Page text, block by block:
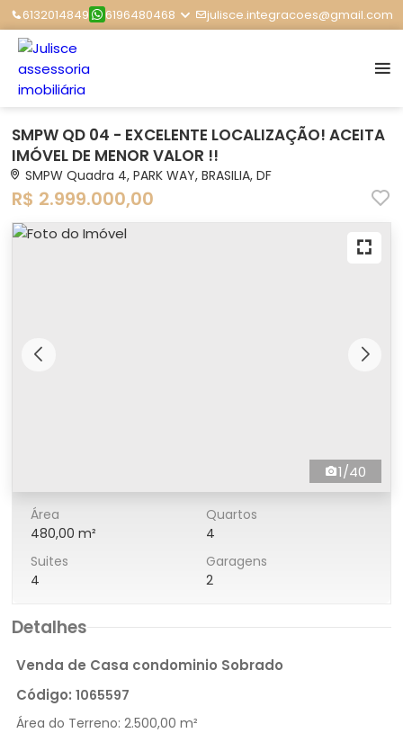
6132014849 6196480468 julisce.integracoes@gmail.com
SMPW QD 04 - EXCELENTE LOCALIZAÇÃO! ACEITA
IMÓVEL DE MENOR VALOR !!
SMPW Quadra 4, PARK WAY, BRASILIA, DF
R$ 2.999.000,00
1/40
Área
480,00 m²
Quartos
4
Suites
4
Garagens
2
Detalhes
Venda de Casa condominio Sobrado
Código: 1065597
Área do Terreno: 2.500,00 m²